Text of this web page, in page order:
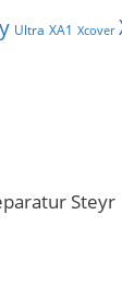
Ultra XA1 Xcover
Steyr